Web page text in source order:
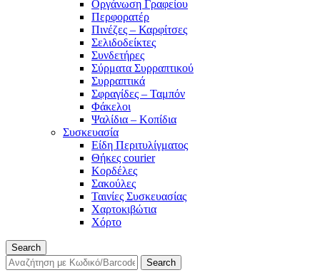
Οργάνωση Γραφείου
Περφορατέρ
Πινέζες – Καρφίτσες
Σελιδοδείκτες
Συνδετήρες
Σύρματα Συρραπτικού
Συρραπτικά
Σφραγίδες – Ταμπόν
Φάκελοι
Ψαλίδια – Κοπίδια
Συσκευασία
Είδη Περιτυλίγματος
Θήκες courier
Κορδέλες
Σακούλες
Ταινίες Συσκευασίας
Χαρτοκιβώτια
Χόρτο
Search
Search